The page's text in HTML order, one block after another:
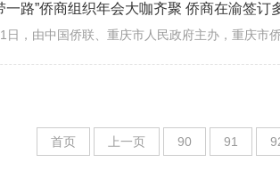
一路”侨商组织年会大咖齐聚 侨商在渝签订
日，由中国侨联、重庆市人民政府主办，重庆市
首页 上一页 90 91